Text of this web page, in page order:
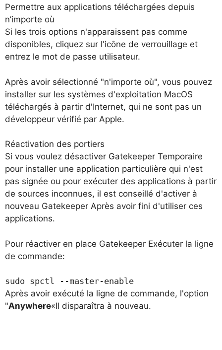
Permettre aux applications téléchargées depuis
n’importe où
Si les trois options n'apparaissent pas comme
disponibles, cliquez sur l'icône de verrouillage et
entrez le mot de passe utilisateur.
Après avoir sélectionné "n'importe où", vous pouvez
installer sur les systèmes d'exploitation MacOS
téléchargés à partir d'Internet, qui ne sont pas un
développeur vérifié par Apple.
Réactivation des portiers
Si vous voulez désactiver Gatekeeper Temporaire
pour installer une application particulière qui n'est
pas signée ou pour exécuter des applications à partir
de sources inconnues, il est conseillé d'activer à
nouveau Gatekeeper Après avoir fini d'utiliser ces
applications.
Pour réactiver en place Gatekeeper Exécuter la ligne
de commande:
sudo spctl --master-enable
Après avoir exécuté la ligne de commande, l'option
"Anywhere«Il disparaîtra à nouveau.